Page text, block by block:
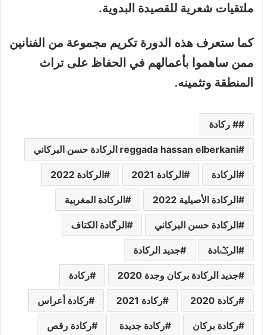
ملتقيات شعرية للقصيدة البدوية.
كما ستعرف هذه الدورة تكريم مجموعة من الفنانين
ممن ساهموا بأعمالهم في الحفاظ على تراث
المنطقة وتثمينه.
# ركادة
reggada hassan elberkani الركادة حسن البركاني
الركادة الركادة 2021 الركادة 2022
الركادة الأصيلية 2022 الركادة المغربية
الركادة حسن البركاني الرگادة الكتاف
الرݣادة جديد الركادة
جديد الركادة بركان وجدة 2020 ركادة
ركادة 2020 ركادة 2021 ركادة أعراس
ركادة بركان ركادة جديدة ركادة رقص